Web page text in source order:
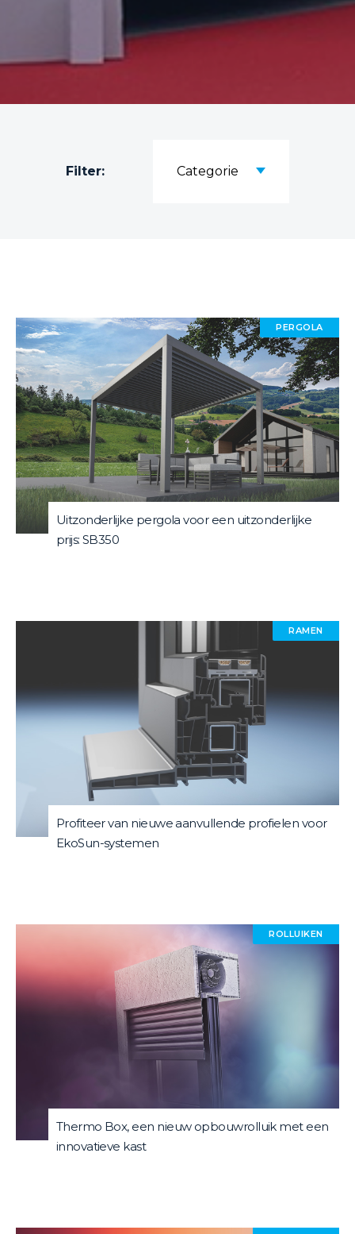
Filter: Categorie
Uitzonderlijke pergola voor een uitzonderlijke
prijs: SB350
PERGOLA
Profiteer van nieuwe aanvullende profielen voor
EkoSun-systemen
RAMEN
Thermo Box, een nieuw opbouwrolluik met een
innovatieve kast
ROLLUIKEN